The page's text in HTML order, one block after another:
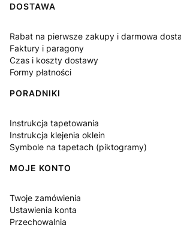
DOSTAWA
Rabat na pierwsze zakupy i darmowa
Faktury i paragony
Czas i koszty dostawy
Formy płatności
PORADNIKI
Instrukcja tapetowania
Instrukcja klejenia oklein
Symbole na tapetach (piktogramy)
MOJE KONTO
Twoje zamówienia
Ustawienia konta
Przechowalnia